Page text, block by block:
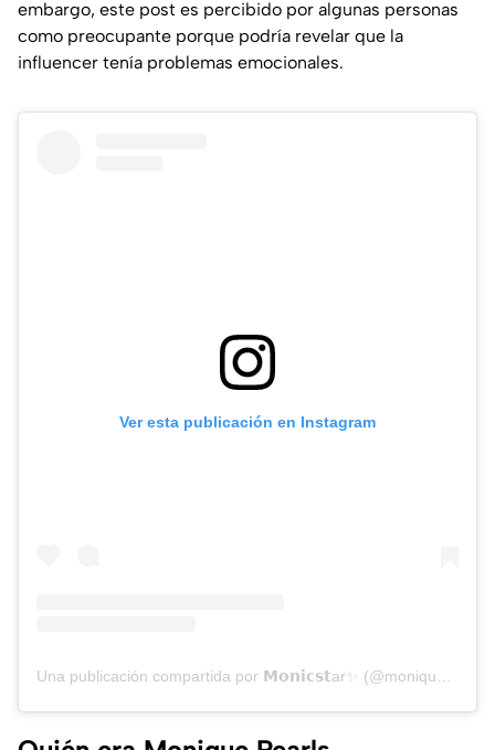
embargo, este post es percibido por algunas personas
como preocupante porque podría revelar que la
influencer tenía problemas emocionales.
Ver esta publicación en Instagram